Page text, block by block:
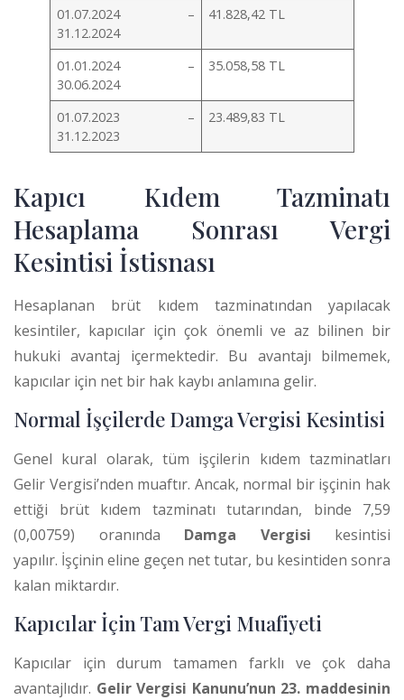
01.07.2024 –
31.12.2024
41.828,42 TL
01.01.2024 –
30.06.2024
35.058,58 TL
01.07.2023 –
31.12.2023
23.489,83 TL
Kapıcı Kıdem Tazminatı
Hesaplama Sonrası Vergi
Kesintisi İstisnası
Hesaplanan brüt kıdem tazminatından yapılacak
kesintiler, kapıcılar için çok önemli ve az bilinen bir
hukuki avantaj içermektedir. Bu avantajı bilmemek,
kapıcılar için net bir hak kaybı anlamına gelir.
Normal İşçilerde Damga Vergisi Kesintisi
Genel kural olarak, tüm işçilerin kıdem tazminatları
Gelir Vergisi’nden muaftır. Ancak, normal bir işçinin hak
ettiği brüt kıdem tazminatı tutarından, binde 7,59
(0,00759) oranında Damga Vergisi kesintisi
yapılır. İşçinin eline geçen net tutar, bu kesintiden sonra
kalan miktardır.
Kapıcılar İçin Tam Vergi Muafiyeti
Kapıcılar için durum tamamen farklı ve çok daha
avantajlıdır. Gelir Vergisi Kanunu’nun 23. maddesinin